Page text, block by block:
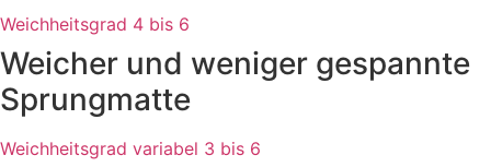
Weichheitsgrad 4 bis 6
Weicher und weniger gespannte
Sprungmatte
Weichheitsgrad variabel 3 bis 6